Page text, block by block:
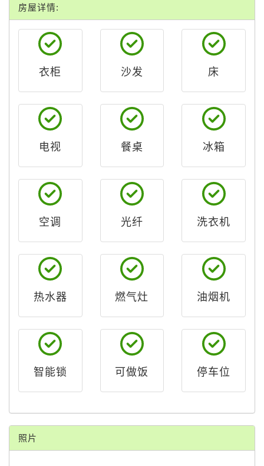
房屋详情:
衣柜 沙发 床
电视 餐桌 冰箱
空调 光纤 洗衣机
热水器 燃气灶 油烟机
智能锁 可做饭 停车位
照片